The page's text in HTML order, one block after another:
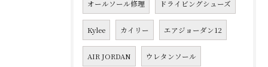
オールソール修理 ドライビングシューズ
Kylee カイリー エアジョーダン12
AIR JORDAN ウレタンソール